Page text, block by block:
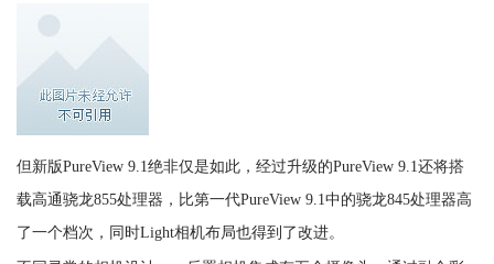
但新版PureView 9.1绝非仅是如此，经过升级的PureView 9.1还将搭
载高通骁龙855处理器，比第一代PureView 9.1中的骁龙845处理器高
了一个档次，同时Light相机布局也得到了改进。